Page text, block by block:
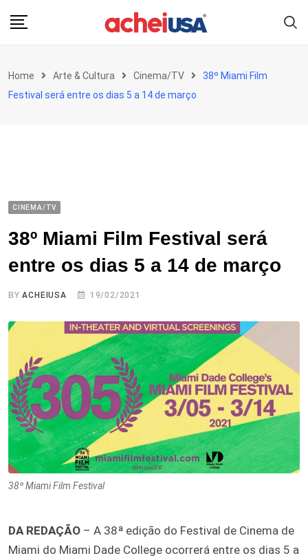
Home Arte & Cultura Cinema/TV
38º Miami Film
Festival será entre os dias 5 a 14 de março
CINEMA/TV
38º Miami Film Festival será
entre os dias 5 a 14 de março
BYACHEIUSA 19/02/2021
38º Miami Film Festival
DA REDAÇÃO – A 38ª edição do Festival de Cinema de
Miami do Miami Dade College ocorrerá entre os dias 5 a